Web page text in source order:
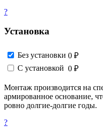
?
Установка
Без установки 0 ₽
С установкой 0 ₽
Монтаж производится на
армированное основание,
ровно долгие-долгие годы.
?